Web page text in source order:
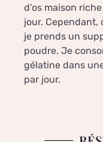
d’os maison
jour. Cependant,
je prends un
poudre. Je
gélatine dans
par jour.